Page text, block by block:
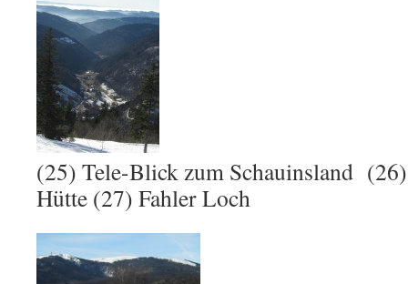
(25) Tele-Blick zum Schauinsland
Hütte (27) Fahler Loch